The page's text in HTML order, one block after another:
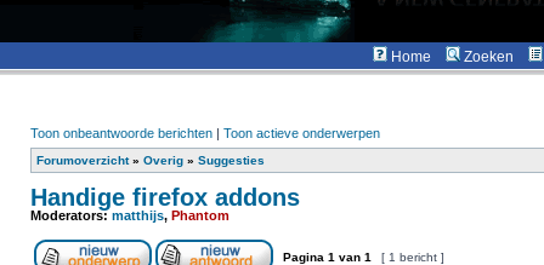
Home Zoeken
Toon onbeantwoorde berichten | Toon actieve onderwerpen
Forumoverzicht» Overig » Suggesties
Handige firefox addons
Moderators: matthijs, Phantom
Pagina 1 van 1 [ 1 bericht ]